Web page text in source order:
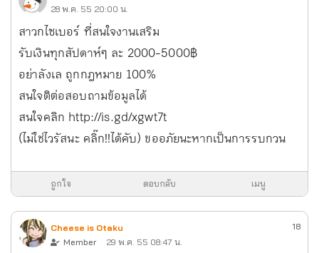
28 พ.ค. 55 20:00 น.
สาวกไซเบอร์ ที่สนใจงานเสริม
รับเงินทุกสัปดาห์ๆ ละ 2000-5000฿
อย่าลังเล ถูกกฎหมาย 100%
สนใจติต่อสอบถามข้อมูลได้
สนใจคลิก http://is.gd/xgwt7t
(ไม่ใช่ไวรัสนะ คลิ๊ก!!ได้คับ) ขออภัยนะหากเป็นการรบกวน
ถูกใจ ตอบกลับ เมนู
Cheese is Otaku
Member
29 พ.ค. 55 08:47 น.
18